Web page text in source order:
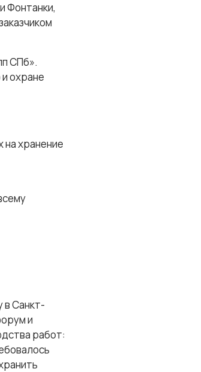
Фонтанки,
СПб».
охране
хранение
в Санкт-
и
работ: